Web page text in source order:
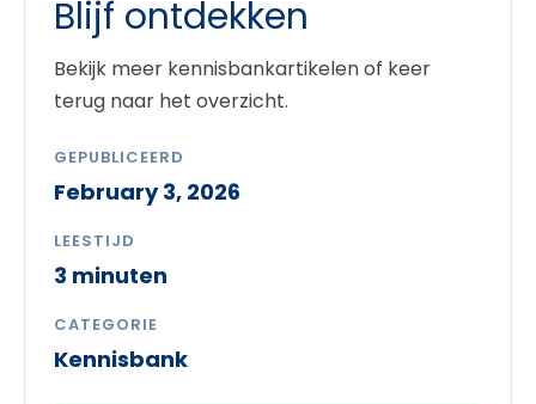
Blijf ontdekken
Bekijk meer kennisbankartikelen of keer
terug naar het overzicht.
GEPUBLICEERD
February 3, 2026
LEESTIJD
3 minuten
CATEGORIE
Kennisbank